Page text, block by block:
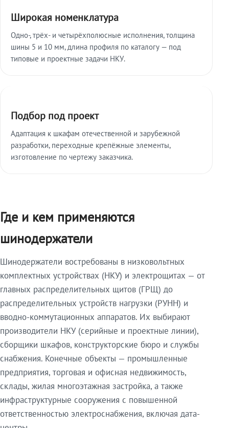
Широкая номенклатура
Одно-, трёх- и четырёхполюсные исполнения, толщина
шины 5 и 10 мм, длина профиля по каталогу — под
типовые и проектные задачи НКУ.
Подбор под проект
Адаптация к шкафам отечественной и зарубежной
разработки, переходные крепёжные элементы,
изготовление по чертежу заказчика.
Где и кем применяются
шинодержатели
Шинодержатели востребованы в низковольтных
комплектных устройствах (НКУ) и электрощитах — от
главных распределительных щитов (ГРЩ) до
распределительных устройств нагрузки (РУНН) и
вводно-коммутационных аппаратов. Их выбирают
производители НКУ (серийные и проектные линии),
сборщики шкафов, конструкторские бюро и службы
снабжения. Конечные объекты — промышленные
предприятия, торговая и офисная недвижимость,
склады, жилая многоэтажная застройка, а также
инфраструктурные сооружения с повышенной
ответственностью электроснабжения, включая дата-